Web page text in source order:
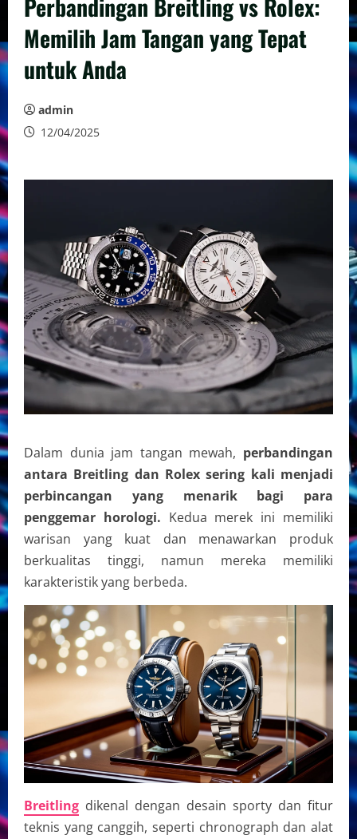
Perbandingan Breitling vs Rolex:
Memilih Jam Tangan yang Tepat
untuk Anda
admin
12/04/2025
Dalam dunia jam tangan mewah, perbandingan
antara Breitling dan Rolex sering kali menjadi
perbincangan yang menarik bagi para
penggemar horologi. Kedua merek ini memiliki
warisan yang kuat dan menawarkan produk
berkualitas tinggi, namun mereka memiliki
karakteristik yang berbeda.
Breitling dikenal dengan desain sporty dan fitur
teknis yang canggih, seperti chronograph dan alat